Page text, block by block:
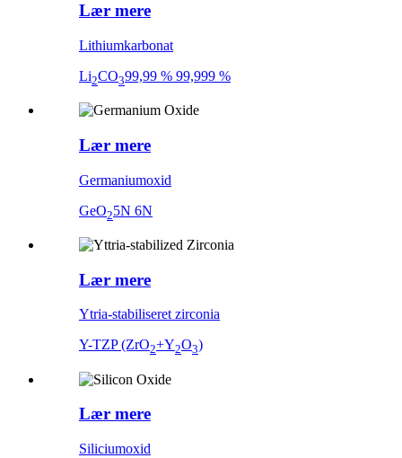
Lær mere
Lithiumkarbonat
Li2CO399,99 % 99,999 %
Lær mere
Germaniumoxid
GeO25N 6N
Lær mere
Ytria-stabiliseret zirconia
Y-TZP (ZrO2+Y2O3)
Lær mere
Siliciumoxid